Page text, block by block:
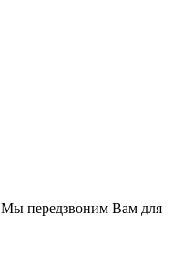
Мы передзвоним Вам для